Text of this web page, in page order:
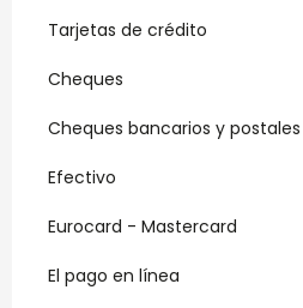
Tarjetas de crédito
Cheques
Cheques bancarios y postales
Efectivo
Eurocard - Mastercard
El pago en línea